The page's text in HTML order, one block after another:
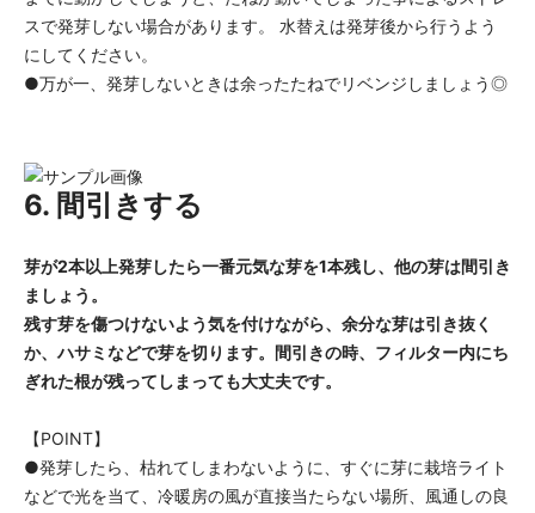
スで発芽しない場合があります。 水替えは発芽後から行うよう
にしてください。
●万が一、発芽しないときは余ったたねでリベンジしましょう◎
6. 間引きする
芽が2本以上発芽したら一番元気な芽を1本残し、他の芽は間引き
ましょう。
残す芽を傷つけないよう気を付けながら、余分な芽は引き抜く
か、ハサミなどで芽を切ります。間引きの時、フィルター内にち
ぎれた根が残ってしまっても大丈夫です。
【POINT】
●発芽したら、枯れてしまわないように、すぐに芽に栽培ライト
などで光を当て、冷暖房の風が直接当たらない場所、風通しの良